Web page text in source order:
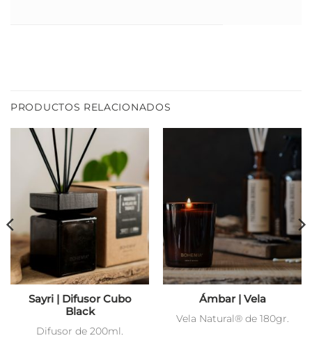
PRODUCTOS RELACIONADOS
Sayri | Difusor Cubo
Black
Difusor de 200ml.
Ámbar | Vela
Vela Natural® de 180gr.